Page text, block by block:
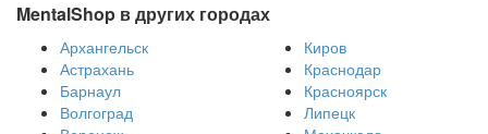
MentalShop в других городах
Архангельск
Астрахань
Барнаул
Волгоград
Киров
Краснодар
Красноярск
Липецк